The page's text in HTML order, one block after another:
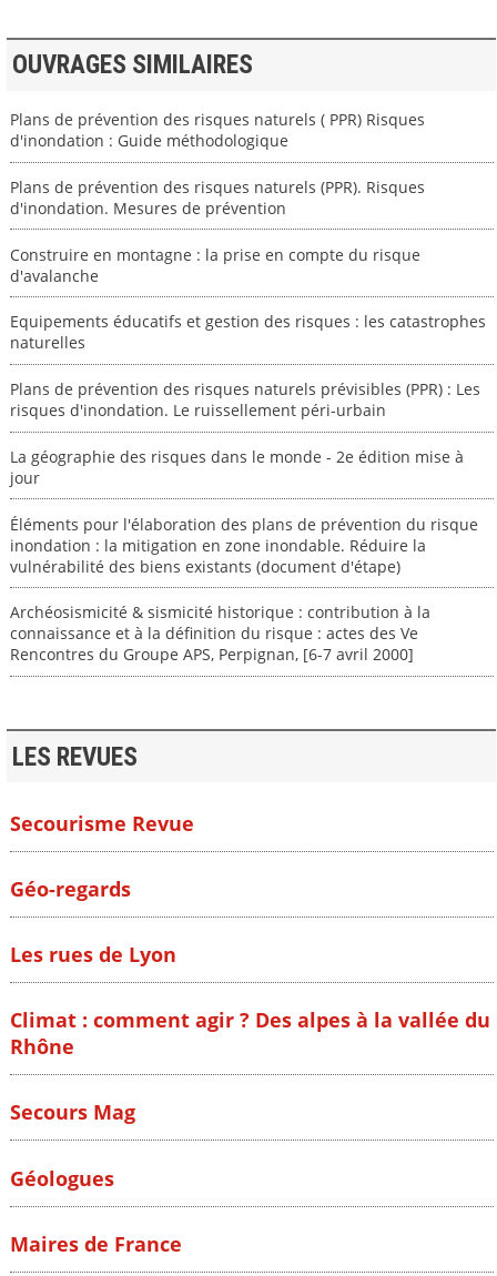
OUVRAGES SIMILAIRES
Plans de prévention des risques naturels ( PPR) Risques
d'inondation : Guide méthodologique
Plans de prévention des risques naturels (PPR). Risques
d'inondation. Mesures de prévention
Construire en montagne : la prise en compte du risque
d'avalanche
Equipements éducatifs et gestion des risques : les catastrophes
naturelles
Plans de prévention des risques naturels prévisibles (PPR) : Les
risques d'inondation. Le ruissellement péri-urbain
La géographie des risques dans le monde - 2e édition mise à
jour
Éléments pour l'élaboration des plans de prévention du risque
inondation : la mitigation en zone inondable. Réduire la
vulnérabilité des biens existants (document d'étape)
Archéosismicité & sismicité historique : contribution à la
connaissance et à la définition du risque : actes des Ve
Rencontres du Groupe APS, Perpignan, [6-7 avril 2000]
LES REVUES
Secourisme Revue
Géo-regards
Les rues de Lyon
Climat : comment agir ? Des alpes à la vallée du
Rhône
Secours Mag
Géologues
Maires de France